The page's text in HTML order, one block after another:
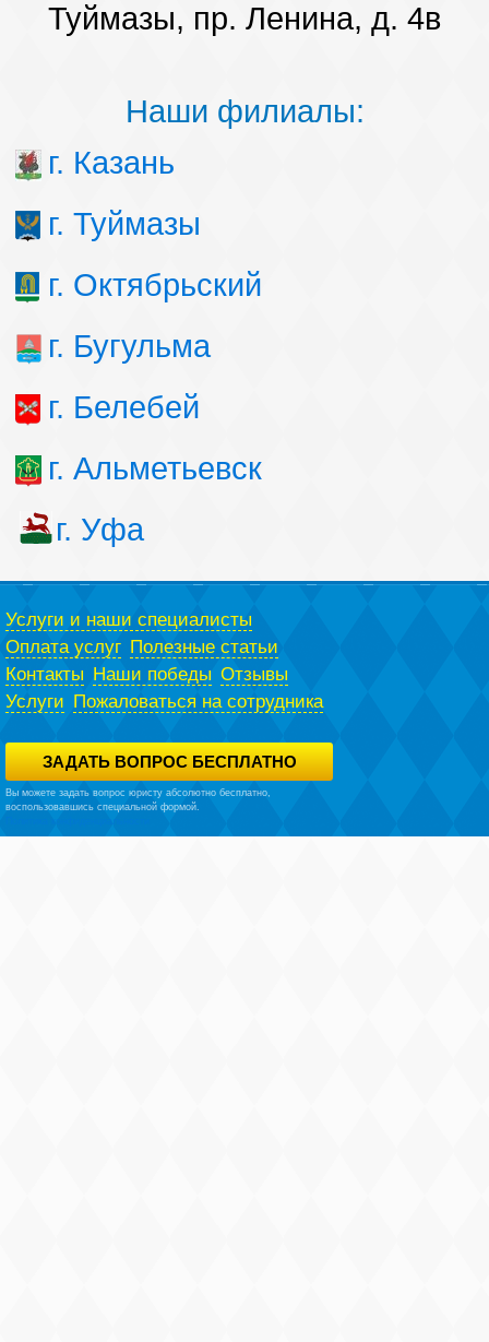
Туймазы, пр. Ленина, д. 4в
Наши филиалы:
г. Казань
г. Туймазы
г. Октябрьский
г. Бугульма
г. Белебей
г. Альметьевск
г. Уфа
Услуги и наши специалисты
Оплата услуг Полезные статьи
Контакты Наши победы Отзывы
Услуги Пожаловаться на сотрудника
ЗАДАТЬ ВОПРОС БЕСПЛАТНО
Вы можете задать вопрос юристу абсолютно бесплатно,
воспользовавшись специальной формой.